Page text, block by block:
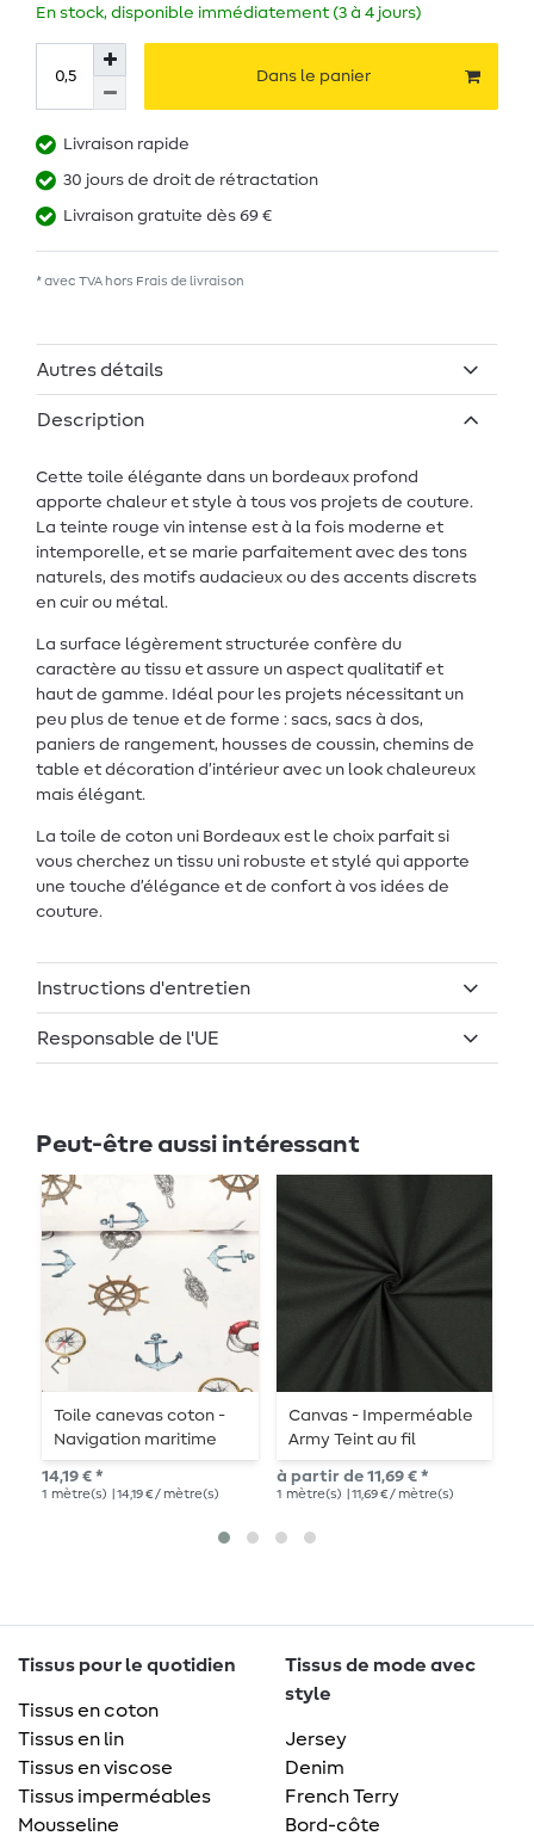
En stock, disponible immédiatement (3 à 4 jours)
Dans le panier
Livraison rapide
30 jours de droit de rétractation
Livraison gratuite dès 69 €
* avec TVA hors Frais de livraison
Autres détails
Description
Cette toile élégante dans un bordeaux profond
apporte chaleur et style à tous vos projets de couture.
La teinte rouge vin intense est à la fois moderne et
intemporelle, et se marie parfaitement avec des tons
naturels, des motifs audacieux ou des accents discrets
en cuir ou métal.
La surface légèrement structurée confère du
caractère au tissu et assure un aspect qualitatif et
haut de gamme. Idéal pour les projets nécessitant un
peu plus de tenue et de forme : sacs, sacs à dos,
paniers de rangement, housses de coussin, chemins de
table et décoration d’intérieur avec un look chaleureux
mais élégant.
La toile de coton uni Bordeaux est le choix parfait si
vous cherchez un tissu uni robuste et stylé qui apporte
une touche d’élégance et de confort à vos idées de
couture.
Instructions d'entretien
Responsable de l'UE
Peut-être aussi intéressant
Toile canevas coton -
Navigation maritime
Blanc
14,19 € *
1 mètre(s) | 14,19 € / mètre(s)
Canvas - Imperméable
Army Teint au fil
à partir de 11,69 € *
1 mètre(s) | 11,69 € / mètre(s)
Tissus pour le quotidien
Tissus en coton
Tissus en lin
Tissus en viscose
Tissus imperméables
Mousseline
Tissus de mode avec
style
Jersey
Denim
French Terry
Bord-côte